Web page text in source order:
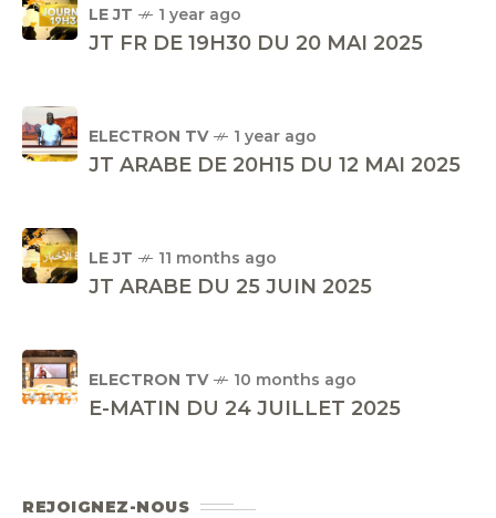
LE JT 1 year ago
JT FR DE 19H30 DU 20 MAI 2025
ELECTRON TV 1 year ago
JT ARABE DE 20H15 DU 12 MAI 2025
LE JT 11 months ago
JT ARABE DU 25 JUIN 2025
ELECTRON TV 10 months ago
E-MATIN DU 24 JUILLET 2025
REJOIGNEZ-NOUS